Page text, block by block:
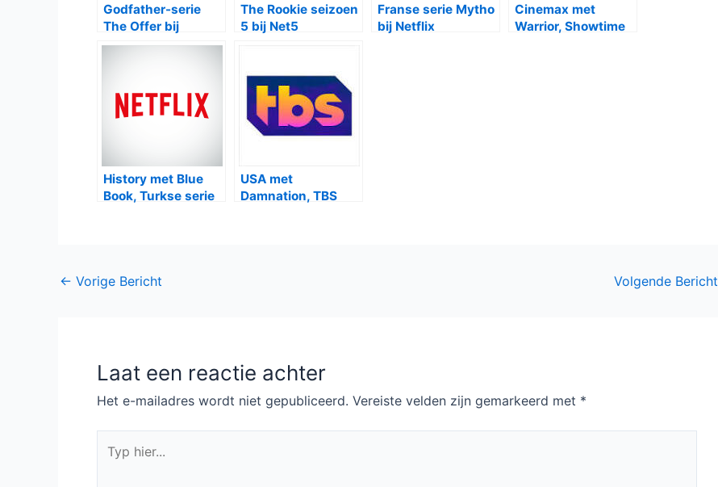
Godfather-serie
The Offer bij
Canvas
The Rookie seizoen
5 bij Net5
Franse serie Mytho
bij Netflix
Cinemax met
Warrior, Showtime
History met Blue
Book, Turkse serie
USA met
Damnation, TBS
Bericht
← Vorige Bericht Volgende Bericht
Laat een reactie achter
Het e-mailadres wordt niet gepubliceerd. Vereiste velden zijn gemarkeerd met *
hier...